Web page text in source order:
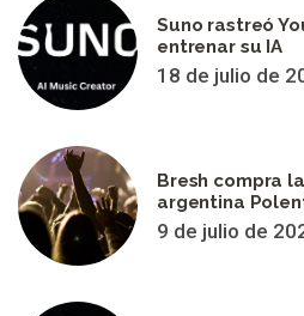
Suno rastreó
entrenar su IA
18 de julio de
Bresh compra
argentina
9 de julio de